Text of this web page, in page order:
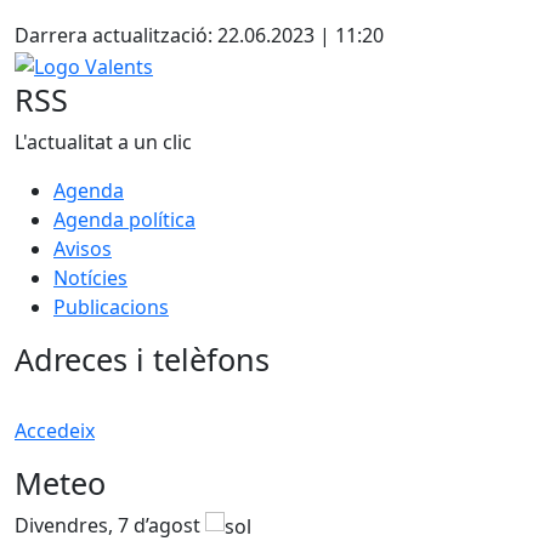
Darrera actualització: 22.06.2023 | 11:20
Logo Valents
RSS
L'actualitat a un clic
Agenda
Agenda política
Avisos
Notícies
Publicacions
Adreces i telèfons
Accedeix
Meteo
Divendres, 7 d’agost